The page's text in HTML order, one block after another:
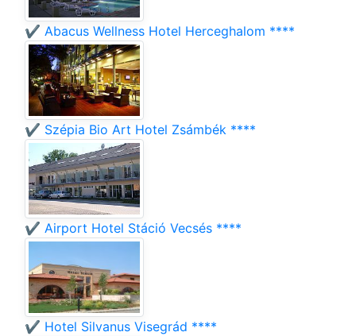
✔️ Abacus Wellness Hotel Herceghalom ****
✔️ Szépia Bio Art Hotel Zsámbék ****
✔️ Airport Hotel Stáció Vecsés ****
✔️ Hotel Silvanus Visegrád ****